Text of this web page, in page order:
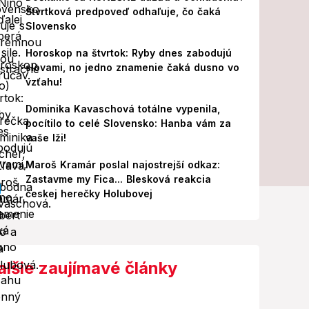
Štvrtková predpoveď odhaľuje, čo čaká
Slovensko
Horoskop na štvrtok: Ryby dnes zabodujú
slovami, no jedno znamenie čaká dusno vo
vzťahu!
Dominika Kavaschová totálne vypenila,
pocítilo to celé Slovensko: Hanba vám za
vaše lži!
Maroš Kramár poslal najostrejší odkaz:
Zastavme my Fica... Blesková reakcia
českej herečky Holubovej
zaujímavé články
Video